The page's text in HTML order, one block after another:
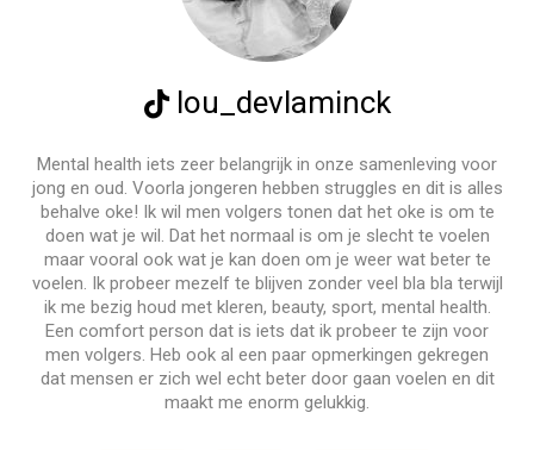
lou_devlaminck
Mental health iets zeer belangrijk in onze samenleving voor
jong en oud. Voorla jongeren hebben struggles en dit is alles
behalve oke! Ik wil men volgers tonen dat het oke is om te
doen wat je wil. Dat het normaal is om je slecht te voelen
maar vooral ook wat je kan doen om je weer wat beter te
voelen. Ik probeer mezelf te blijven zonder veel bla bla terwijl
ik me bezig houd met kleren, beauty, sport, mental health.
Een comfort person dat is iets dat ik probeer te zijn voor
men volgers. Heb ook al een paar opmerkingen gekregen
dat mensen er zich wel echt beter door gaan voelen en dit
maakt me enorm gelukkig.